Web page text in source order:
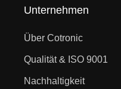
Unternehmen
Über Cotronic
Qualität & ISO 9001
Nachhaltigkeit